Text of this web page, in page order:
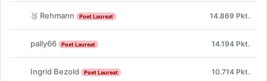
🥉 Rehmann Poet Laureat 14.869 Pkt.
pally66 Poet Laureat 14.194 Pkt.
Ingrid Bezold Poet Laureat 10.714 Pkt.